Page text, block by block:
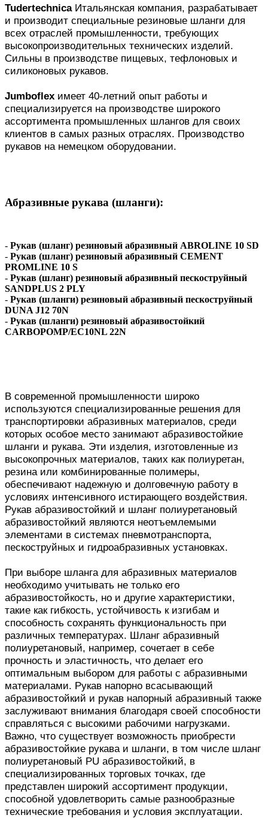
TudertechnicaИтальянская компания, разрабатывает
и производит специальные резиновые шланги для
всех отраслей промышленности, требующих
высокопроизводительных технических изделий.
Сильны в производстве пищевых, тефлоновых и
силиконовых рукавов.
Jumboflex имеет 40-летний опыт работы и
специализируется на производстве широкого
ассортимента промышленных шлангов для своих
клиентов в самых разных отраслях. Производство
рукавов на немецком оборудовании.
Абразивные рукава (шланги):
- Рукав (шланг) резиновый абразивный ABROLINE 10 SD
- Рукав (шланг) резиновый абразивный CEMENT
PROMLINE 10 S
- Рукав (шланг) резиновый абразивный пескоструйный
SANDPLUS 2 PLY
- Рукав (шланги) резиновый абразивный пескоструйный
DUNA J12 70N
- Рукав (шланги) резиновый абразивостойкий
CARBOPOMP/EC10NL 22N
В современной промышленности широко
используются специализированные решения для
транспортировки абразивных материалов, среди
которых особое место занимают абразивостойкие
шланги и рукава. Эти изделия, изготовленные из
высокопрочных материалов, таких как полиуретан,
резина или комбинированные полимеры,
обеспечивают надежную и долговечную работу в
условиях интенсивного истирающего воздействия.
Рукав абразивостойкий и шланг полиуретановый
абразивостойкий являются неотъемлемыми
элементами в системах пневмотранспорта,
пескоструйных и гидроабразивных установках.
При выборе шланга для абразивных материалов
необходимо учитывать не только его
абразивостойкость, но и другие характеристики,
такие как гибкость, устойчивость к изгибам и
способность сохранять функциональность при
различных температурах. Шланг абразивный
полиуретановый, например, сочетает в себе
прочность и эластичность, что делает его
оптимальным выбором для работы с абразивными
материалами. Рукав напорно всасывающий
абразивостойкий и рукав напорный абразивный также
заслуживают внимания благодаря своей способности
справляться с высокими рабочими нагрузками.
Важно, что существует возможность приобрести
абразивостойкие рукава и шланги, в том числе шланг
полиуретановый PU абразивостойкий, в
специализированных торговых точках, где
представлен широкий ассортимент продукции,
способной удовлетворить самые разнообразные
технические требования и условия эксплуатации.